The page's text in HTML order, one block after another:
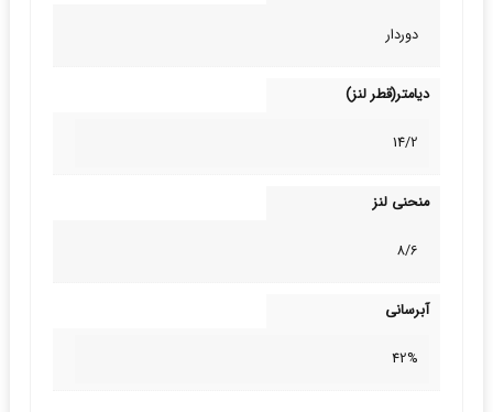
دوردار
دیامتر(قطر لنز)
14/2
منحنی لنز
8/6
آبرسانی
42%